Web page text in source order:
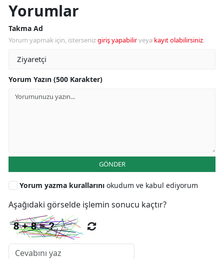
Yorumlar
Takma Ad
Yorum yapmak için, istersenizgiriş yapabilirveya kayıt olabilirsiniz.
Yorum Yazın (500 Karakter)
GÖNDER
Yorum yazma kurallarını okudum ve kabul ediyorum
Aşağıdaki görselde işlemin sonucu kaçtır?